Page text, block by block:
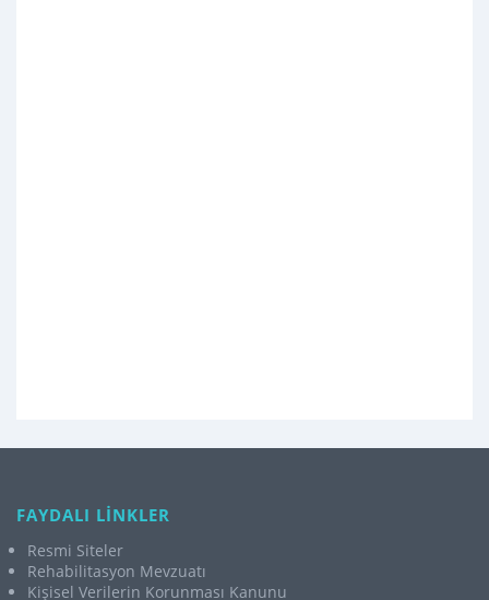
FAYDALI LİNKLER
Resmi Siteler
Rehabilitasyon Mevzuatı
Kişisel Verilerin Korunması Kanunu